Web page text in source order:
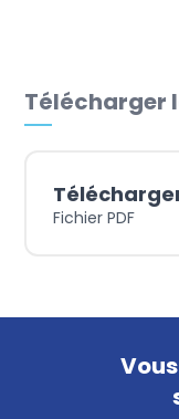
Télécharger
Fichier PDF